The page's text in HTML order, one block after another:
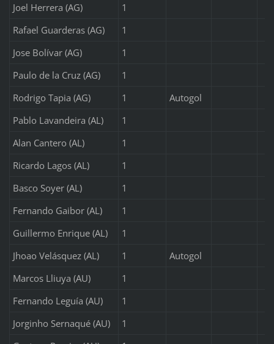
Joel Herrera (AG)
1
Rafael Guarderas (AG)
1
Jose Bolívar (AG)
1
Paulo de la Cruz (AG)
1
Rodrigo Tapia (AG)
1
Autogol
Pablo Lavandeira (AL)
1
Alan Cantero (AL)
1
Ricardo Lagos (AL)
1
Basco Soyer (AL)
1
Fernando Gaibor (AL)
1
Guillermo Enrique (AL)
1
Jhoao Velásquez (AL)
1
Autogol
Marcos Lliuya (AU)
1
Fernando Leguía (AU)
1
Jorginho Sernaqué (AU)
1